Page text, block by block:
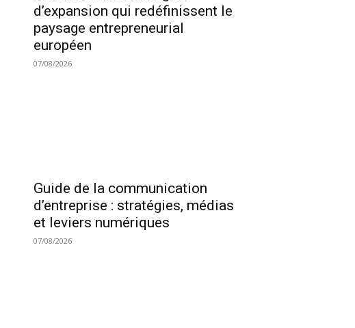
d’expansion qui redéfinissent le
paysage entrepreneurial
européen
07/08/2026
Guide de la communication
d’entreprise : stratégies, médias
et leviers numériques
07/08/2026